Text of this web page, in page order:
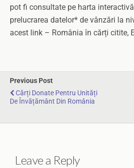
pot fi consultate pe harta
prelucrarea datelor* de vânzări la
acest link – România în cărți citite,
Previous Post
Cărți Donate Pentru Unități
De Învățământ Din România
Leave a Reply